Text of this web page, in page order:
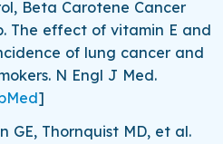
Beta Carotene Cancer
The effect of vitamin E and
of lung cancer and
N Engl J Med.
]
GE, Thornquist MD, et al.